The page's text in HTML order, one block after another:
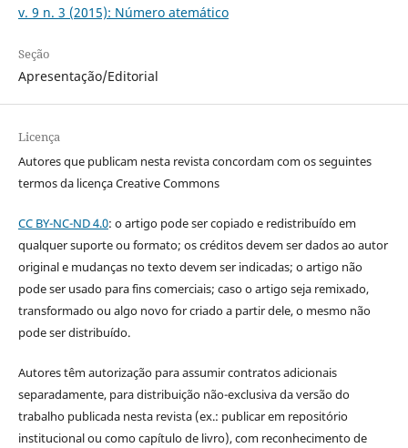
v. 9 n. 3 (2015): Número atemático
Seção
Apresentação/Editorial
Licença
Autores que publicam nesta revista concordam com os seguintes
termos da licença Creative Commons
CC BY-NC-ND 4.0: o artigo pode ser copiado e redistribuído em
qualquer suporte ou formato; os créditos devem ser dados ao autor
original e mudanças no texto devem ser indicadas; o artigo não
pode ser usado para fins comerciais; caso o artigo seja remixado,
transformado ou algo novo for criado a partir dele, o mesmo não
pode ser distribuído.
Autores têm autorização para assumir contratos adicionais
separadamente, para distribuição não-exclusiva da versão do
trabalho publicada nesta revista (ex.: publicar em repositório
institucional ou como capítulo de livro), com reconhecimento de